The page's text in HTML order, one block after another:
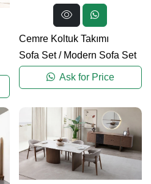
Cemre Koltuk Takımı
Sofa Set/ Modern Sofa Set
Ask for Price